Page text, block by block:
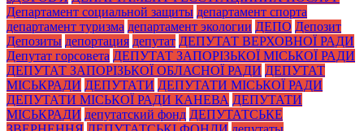
Департамент социальной защиты департамент спорта
департамент туризма департамент экологии ДЕПО Депозит
Депозиты депортация депутат ДЕПУТАТ ВЕРХОВНОЇ РАДИ
Депутат горсовета ДЕПУТАТ ЗАПОРІЗЬКОЇ МІСЬКОЇ РАДИ
ДЕПУТАТ ЗАПОРІЗЬКОЇ ОБЛАСНОЇ РАДИ ДЕПУТАТ
МІСЬКРАДИ ДЕПУТАТИ ДЕПУТАТИ МІСЬКОЇ РАДИ
ДЕПУТАТИ МІСЬКОЇ РАДИ КАНЕВА ДЕПУТАТИ
МІСЬКРАДИ депутатский фонд ДЕПУТАТСЬКЕ